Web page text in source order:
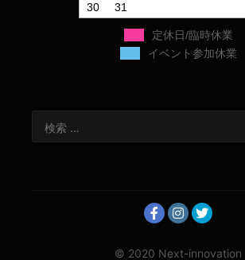
30
31
定休日/臨時休業
イベント参加休業
© 2020 Next-innovation